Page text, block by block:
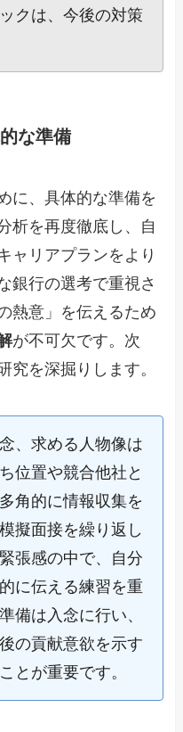
クは、今後の対策
な準備
に、具体的な準備を
析を再度徹底し、自
ャリアプランをより
銀行の選考で重視さ
熱意」を伝えるため
が不可欠です。次
究を深掘りします。
、求める人物像は
位置や競合他社と
角的に情報収集を
擬面接を繰り返し
張感の中で、自分
に伝える練習を重
備は入念に行い、
の貢献意欲を示す
とが重要です。